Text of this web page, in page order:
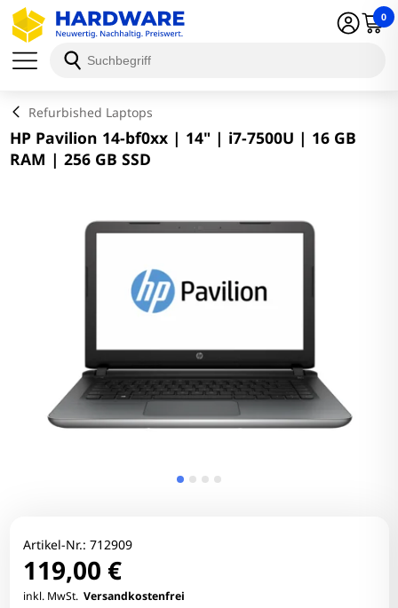
0
Refurbished Laptops
HP Pavilion 14-bf0xx | 14" | i7-7500U | 16 GB
RAM | 256 GB SSD
Artikel-Nr.: 712909
119,00 €
inkl. MwSt. Versandkostenfrei
Schließen